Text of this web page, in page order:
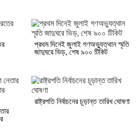
প্রথম দিনেই জুলাই গণঅভ্যুত্থান স্মৃতি
জাদুঘরে ভিড়, শেষ ৯০০ টিকিট
রাষ্ট্রপতি নির্বাচনের চূড়ান্ত তারিখ ঘোষণা